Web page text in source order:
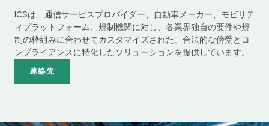
ICSは、通信サービスプロバイダー、自動車メーカー、モビリテ
ィプラットフォーム、規制機関に対し、各業界独自の要件や規
制の枠組みに合わせてカスタマイズされた、合法的な傍受とコ
ンプライアンスに特化したソリューションを提供しています。.
連絡先